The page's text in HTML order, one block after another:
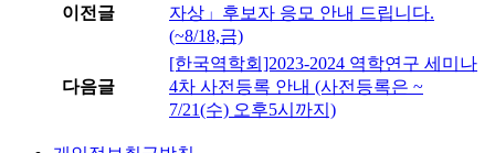
이전글
자상」후보자 응모 안내 드립니다.
(~8/18,금)
다음글
[한국역학회]2023-2024 역학연구 세미나
4차 사전등록 안내 (사전등록은 ~
7/21(수) 오후5시까지)